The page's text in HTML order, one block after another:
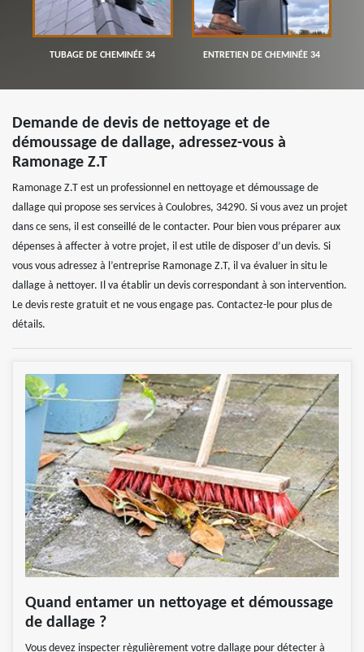
TUBAGE DE CHEMINÉE 34 ENTRETIEN DE CHEMINÉE 34
Demande de devis de nettoyage et de
démoussage de dallage, adressez-vous à
Ramonage Z.T
Ramonage Z.T est un professionnel en nettoyage et démoussage de
dallage qui propose ses services à Coulobres, 34290. Si vous avez un projet
dans ce sens, il est conseillé de le contacter. Pour bien vous préparer aux
dépenses à affecter à votre projet, il est utile de disposer d’un devis. Si
vous vous adressez à l’entreprise Ramonage Z.T, il va évaluer in situ le
dallage à nettoyer. Il va établir un devis correspondant à son intervention.
Le devis reste gratuit et ne vous engage pas. Contactez-le pour plus de
détails.
Quand entamer un nettoyage et démoussage
de dallage ?
Vous devez inspecter règulièrement votre dallage pour détecter à